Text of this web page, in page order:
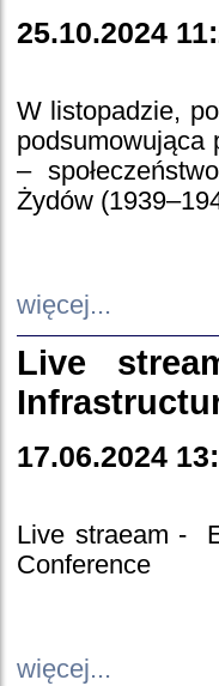
25.10.2024
W listopadzie,
podsumowująca
–
Żydów
więcej...
Live
17.06.2024
Live straeam -
Conference
więcej...